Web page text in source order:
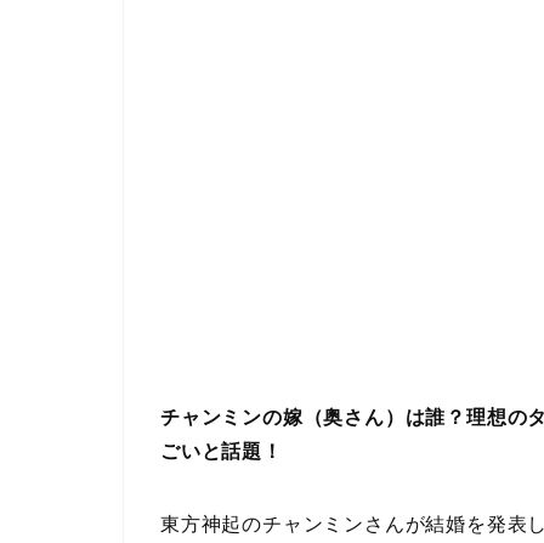
チャンミンの嫁（奥さん）は誰？理想の
ごいと話題！
東方神起のチャンミンさんが結婚を発表